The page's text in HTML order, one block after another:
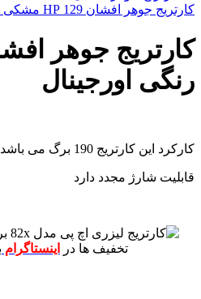
کارتریج جوهر افشان 129 HP مشکی طرح
رنگی اورجینال
کارکرد این کارتریج 190 برگ می باشد
قابلیت شارژ مجدد دارد
تخفیف ها در
اینستاگرام